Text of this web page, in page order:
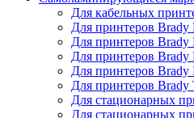
Для кабельных
Для принтеров
Для принтеров Brady
Для принтеров
Для принтеров
Для принтеров Brady
Для стационарных
Для стационарных